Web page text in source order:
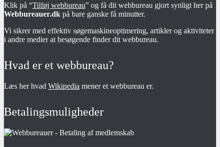
Klik på “Tilføj webbureau” og få dit webbureau gjort synligt her på
Webbureauer.dk på bare ganske få minutter.
Vi sikrer med effektiv søgemaskineoptimering, artikler og aktiviteter
i andre medier at besøgende finder dit webbureau.
Hvad er et webbureau?
Læs her hvad Wikipedia mener et webbureau er.
Betalingsmuligheder